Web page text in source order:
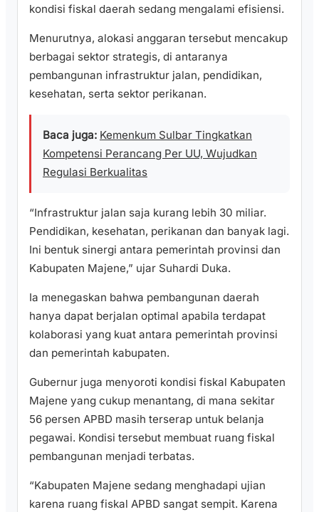
kondisi fiskal daerah sedang mengalami efisiensi.
Menurutnya, alokasi anggaran tersebut mencakup
berbagai sektor strategis, di antaranya
pembangunan infrastruktur jalan, pendidikan,
kesehatan, serta sektor perikanan.
Baca juga: Kemenkum Sulbar Tingkatkan
Kompetensi Perancang Per UU, Wujudkan
Regulasi Berkualitas
“Infrastruktur jalan saja kurang lebih 30 miliar.
Pendidikan, kesehatan, perikanan dan banyak lagi.
Ini bentuk sinergi antara pemerintah provinsi dan
Kabupaten Majene,” ujar Suhardi Duka.
Ia menegaskan bahwa pembangunan daerah
hanya dapat berjalan optimal apabila terdapat
kolaborasi yang kuat antara pemerintah provinsi
dan pemerintah kabupaten.
Gubernur juga menyoroti kondisi fiskal Kabupaten
Majene yang cukup menantang, di mana sekitar
56 persen APBD masih terserap untuk belanja
pegawai. Kondisi tersebut membuat ruang fiskal
pembangunan menjadi terbatas.
“Kabupaten Majene sedang menghadapi ujian
karena ruang fiskal APBD sangat sempit. Karena